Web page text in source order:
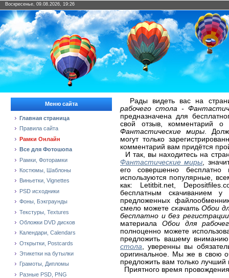
Воскресенье, 09.08.2026, 19:26
Меню сайта
Главная страница
Правила сайта
Рамки Онлайн
Все для Фотошопа
Рамки, Фоторамки
Костюмы, Шаблоны
Виньетки, Vignettes
PSD исходники
Фоны, Бэкграунды
Текстуры, Textures
Обложки DVD дисков
Календари, Calendars
Открытки, Postcards
Этикетки на бутылки
Грамоты, Дипломы
Разные PSD, PNG
Рады видеть вас на
рабочего стола -
предназначена для
свой отзыв, комментарий
Фантастические миры.
могут только
комментарий вам придётся
И так, вы находитесь на
Фантастические миры,
его совершенно
используются популярные,
как: Letitbit.net,
бесплатным скачиванием
предложенных
смело можете скачать Обои
бесплатно и без регистрации
материалаОбои для
полноценно можете
предложить вашему
стола, уверенны вы
оригинальное. Мы же в свою
предложить вам только
Приятного время